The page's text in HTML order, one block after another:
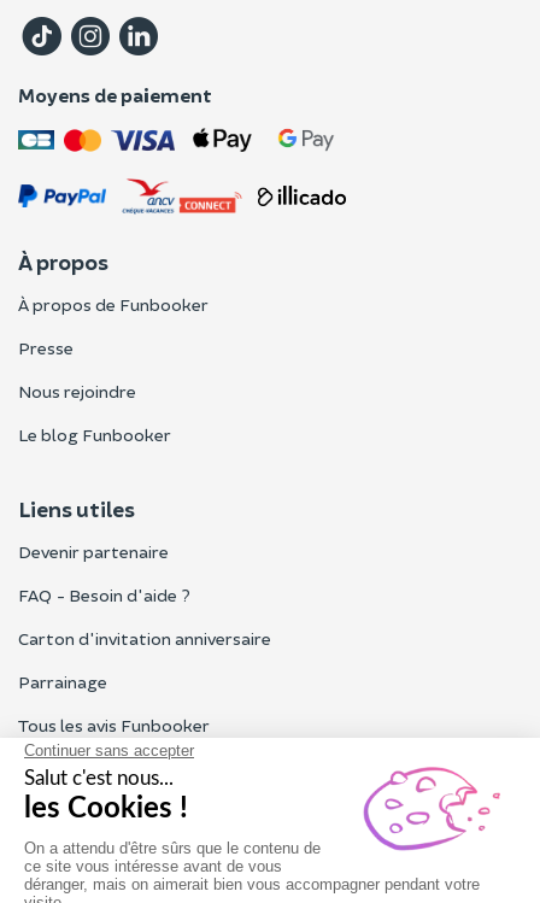
Moyens de paiement
À propos
À propos de Funbooker
Presse
Nous rejoindre
Le blog Funbooker
Liens utiles
Devenir partenaire
FAQ - Besoin d'aide ?
Carton d'invitation anniversaire
Parrainage
Tous les avis Funbooker
Particuliers, entreprises, professionnels
Notre service client est ouvert du lundi au vendredi de 9h à 18h